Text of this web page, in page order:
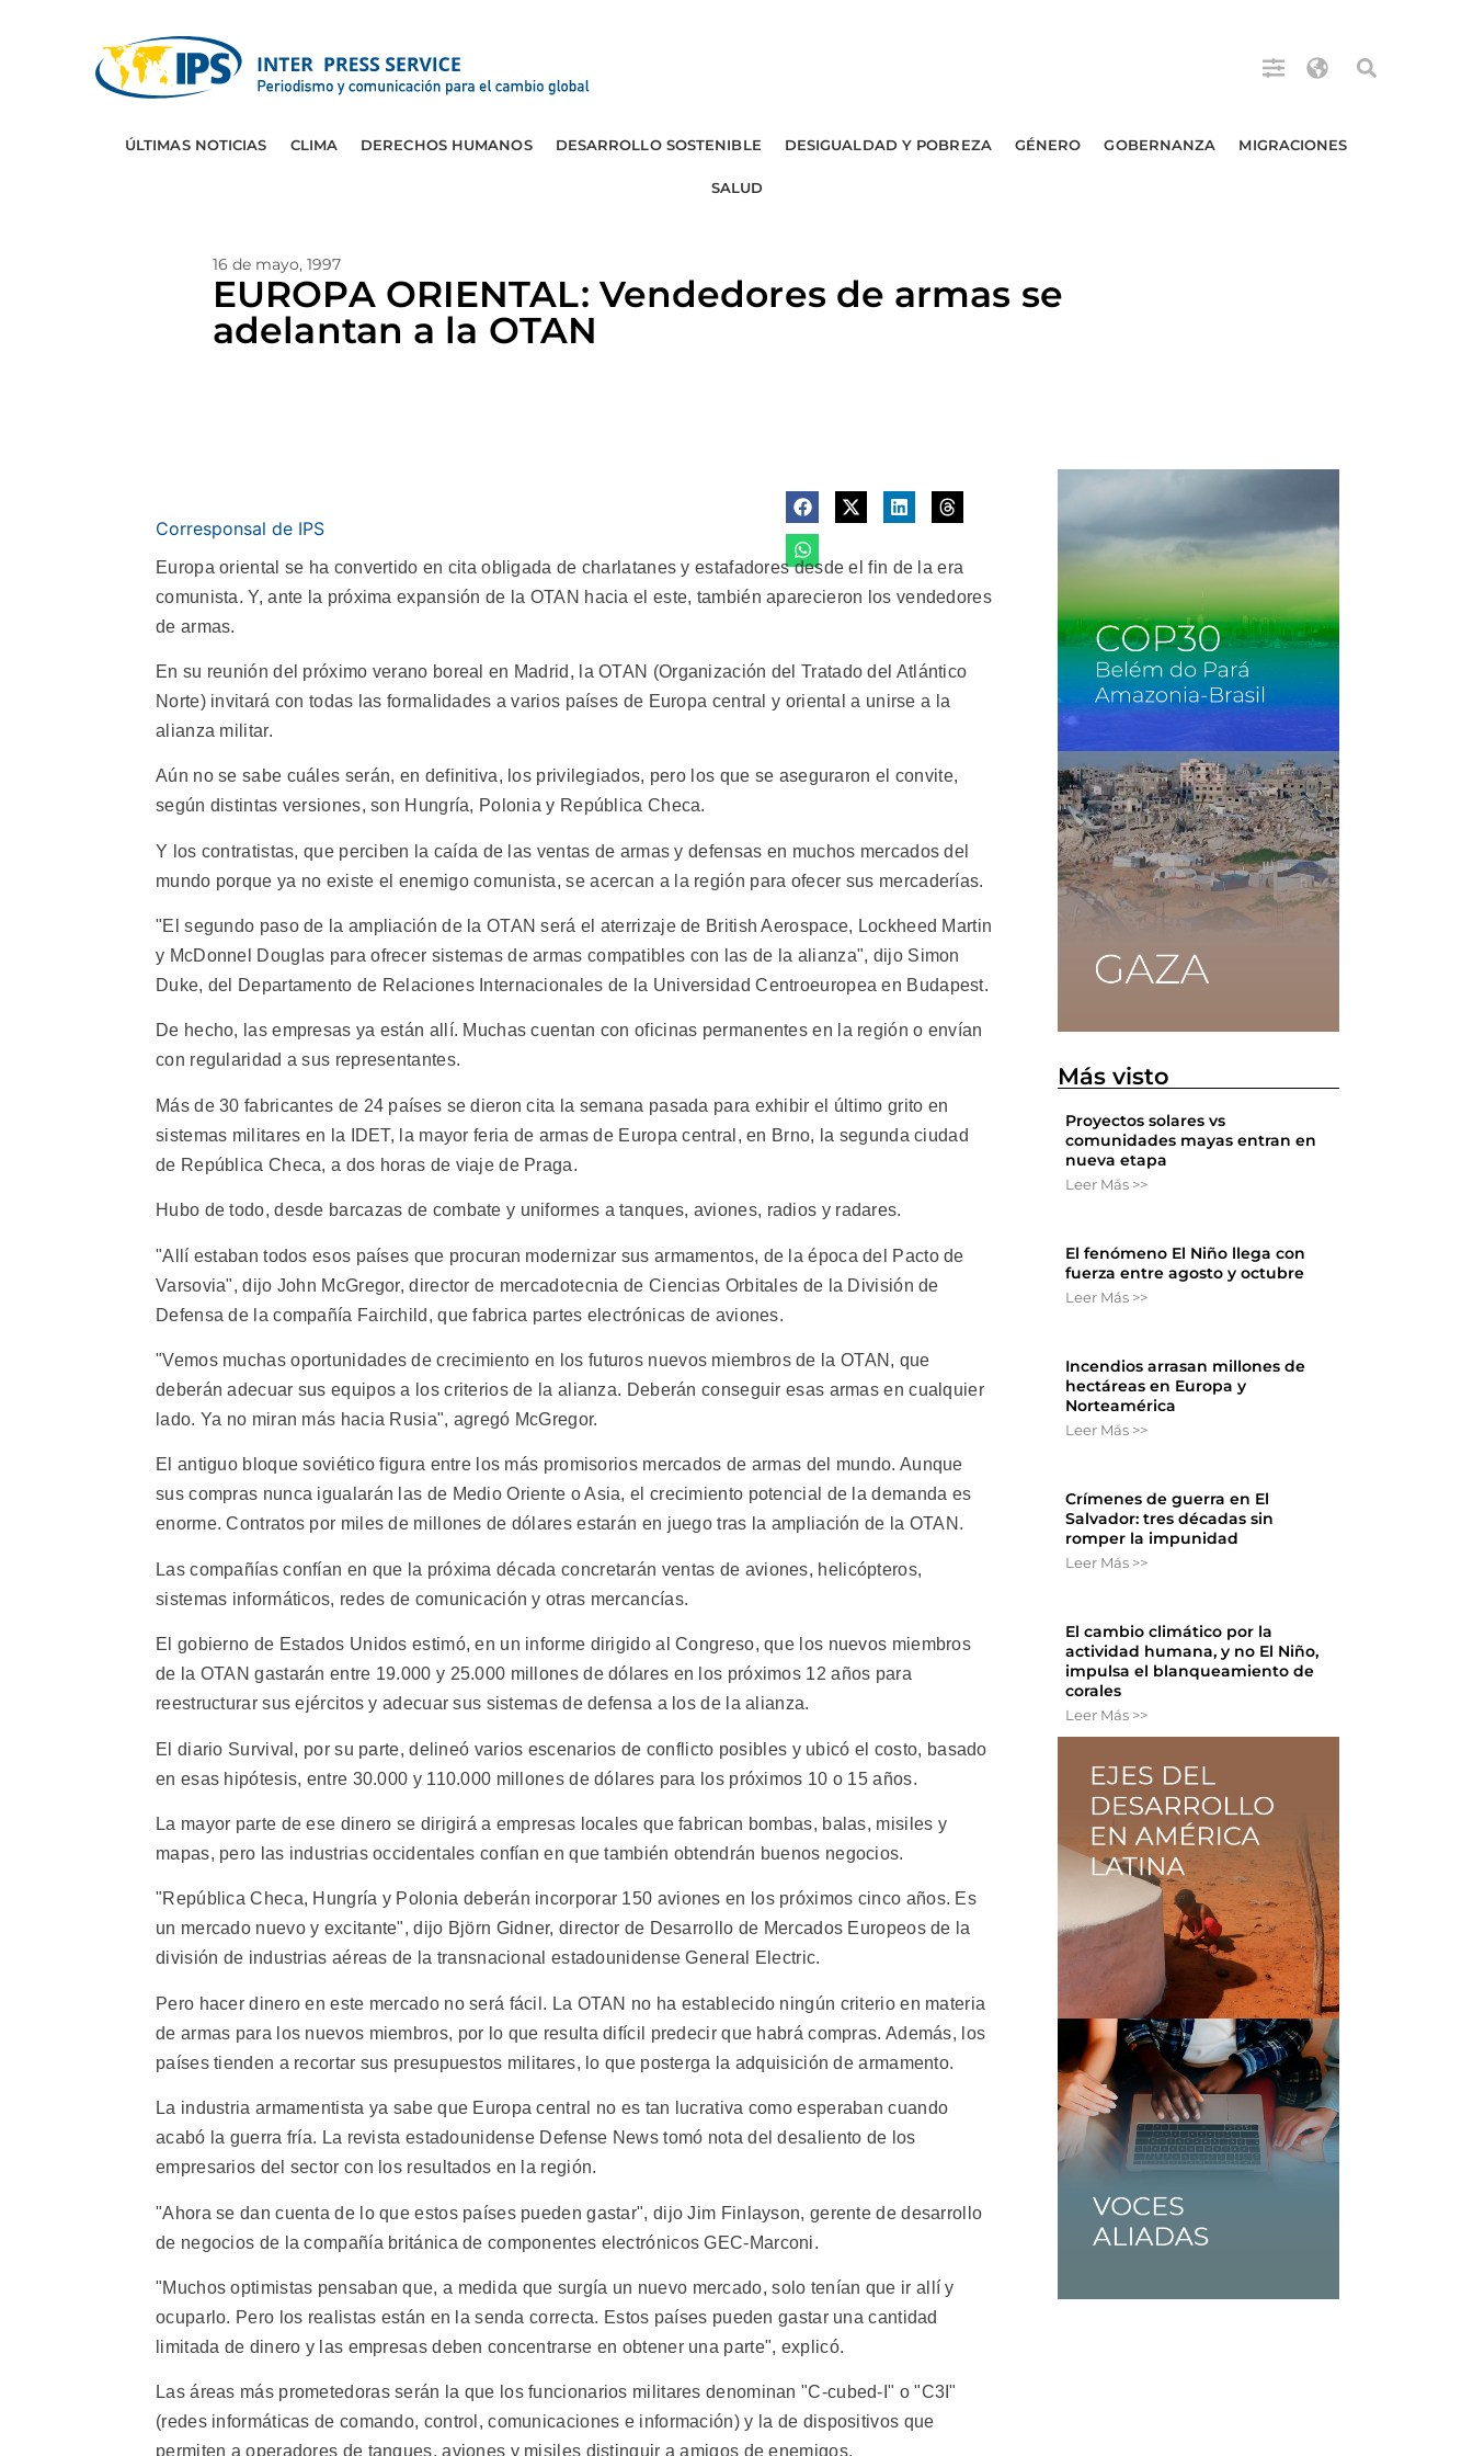
ÚLTIMAS NOTICIAS CLIMA DERECHOS HUMANOS DESARROLLO SOSTENIBLE DESIGUALDAD Y POBREZA GÉNERO GOBERNANZA MIGRACIONES
SALUD
16 de mayo, 1997
EUROPA ORIENTAL: Vendedores de armas se
adelantan a la OTAN
Corresponsal de IPS
Europa oriental se ha convertido en cita obligada de charlatanes y estafadores desde el fin de la era
comunista. Y, ante la próxima expansión de la OTAN hacia el este, también aparecieron los vendedores
de armas.
En su reunión del próximo verano boreal en Madrid, la OTAN (Organización del Tratado del Atlántico
Norte) invitará con todas las formalidades a varios países de Europa central y oriental a unirse a la
alianza militar.
Aún no se sabe cuáles serán, en definitiva, los privilegiados, pero los que se aseguraron el convite,
según distintas versiones, son Hungría, Polonia y República Checa.
Y los contratistas, que perciben la caída de las ventas de armas y defensas en muchos mercados del
mundo porque ya no existe el enemigo comunista, se acercan a la región para ofecer sus mercaderías.
"El segundo paso de la ampliación de la OTAN será el aterrizaje de British Aerospace, Lockheed Martin
y McDonnel Douglas para ofrecer sistemas de armas compatibles con las de la alianza", dijo Simon
Duke, del Departamento de Relaciones Internacionales de la Universidad Centroeuropea en Budapest.
De hecho, las empresas ya están allí. Muchas cuentan con oficinas permanentes en la región o envían
con regularidad a sus representantes.
Más de 30 fabricantes de 24 países se dieron cita la semana pasada para exhibir el último grito en
sistemas militares en la IDET, la mayor feria de armas de Europa central, en Brno, la segunda ciudad
de República Checa, a dos horas de viaje de Praga.
Hubo de todo, desde barcazas de combate y uniformes a tanques, aviones, radios y radares.
"Allí estaban todos esos países que procuran modernizar sus armamentos, de la época del Pacto de
Varsovia", dijo John McGregor, director de mercadotecnia de Ciencias Orbitales de la División de
Defensa de la compañía Fairchild, que fabrica partes electrónicas de aviones.
"Vemos muchas oportunidades de crecimiento en los futuros nuevos miembros de la OTAN, que
deberán adecuar sus equipos a los criterios de la alianza. Deberán conseguir esas armas en cualquier
lado. Ya no miran más hacia Rusia", agregó McGregor.
El antiguo bloque soviético figura entre los más promisorios mercados de armas del mundo. Aunque
sus compras nunca igualarán las de Medio Oriente o Asia, el crecimiento potencial de la demanda es
enorme. Contratos por miles de millones de dólares estarán en juego tras la ampliación de la OTAN.
Las compañías confían en que la próxima década concretarán ventas de aviones, helicópteros,
sistemas informáticos, redes de comunicación y otras mercancías.
El gobierno de Estados Unidos estimó, en un informe dirigido al Congreso, que los nuevos miembros
de la OTAN gastarán entre 19.000 y 25.000 millones de dólares en los próximos 12 años para
reestructurar sus ejércitos y adecuar sus sistemas de defensa a los de la alianza.
El diario Survival, por su parte, delineó varios escenarios de conflicto posibles y ubicó el costo, basado
en esas hipótesis, entre 30.000 y 110.000 millones de dólares para los próximos 10 o 15 años.
La mayor parte de ese dinero se dirigirá a empresas locales que fabrican bombas, balas, misiles y
mapas, pero las industrias occidentales confían en que también obtendrán buenos negocios.
"República Checa, Hungría y Polonia deberán incorporar 150 aviones en los próximos cinco años. Es
un mercado nuevo y excitante", dijo Björn Gidner, director de Desarrollo de Mercados Europeos de la
división de industrias aéreas de la transnacional estadounidense General Electric.
Pero hacer dinero en este mercado no será fácil. La OTAN no ha establecido ningún criterio en materia
de armas para los nuevos miembros, por lo que resulta difícil predecir que habrá compras. Además, los
países tienden a recortar sus presupuestos militares, lo que posterga la adquisición de armamento.
La industria armamentista ya sabe que Europa central no es tan lucrativa como esperaban cuando
acabó la guerra fría. La revista estadounidense Defense News tomó nota del desaliento de los
empresarios del sector con los resultados en la región.
"Ahora se dan cuenta de lo que estos países pueden gastar", dijo Jim Finlayson, gerente de desarrollo
de negocios de la compañía británica de componentes electrónicos GEC-Marconi.
"Muchos optimistas pensaban que, a medida que surgía un nuevo mercado, solo tenían que ir allí y
ocuparlo. Pero los realistas están en la senda correcta. Estos países pueden gastar una cantidad
limitada de dinero y las empresas deben concentrarse en obtener una parte", explicó.
Las áreas más prometedoras serán la que los funcionarios militares denominan "C-cubed-I" o "C3I"
(redes informáticas de comando, control, comunicaciones e información) y la de dispositivos que
permiten a operadores de tanques, aviones y misiles distinguir a amigos de enemigos.
Más visto
Proyectos solares vs
comunidades mayas entran en
nueva etapa
Leer Más >>
El fenómeno El Niño llega con
fuerza entre agosto y octubre
Leer Más >>
Incendios arrasan millones de
hectáreas en Europa y
Norteamérica
Leer Más >>
Crímenes de guerra en El
Salvador: tres décadas sin
romper la impunidad
Leer Más >>
El cambio climático por la
actividad humana, y no El Niño,
impulsa el blanqueamiento de
corales
Leer Más >>